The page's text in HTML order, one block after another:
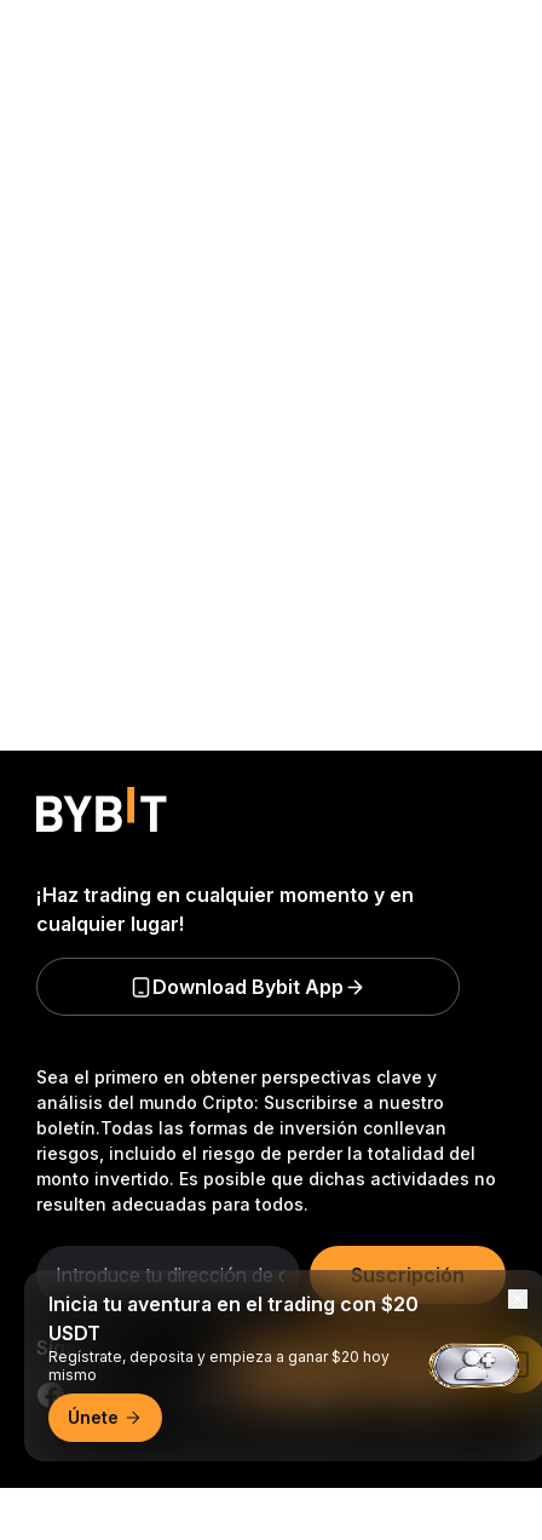
Sea el primero en obtener perspectivas clave y
análisis del mundo Cripto: Suscribirse a nuestro
boletín.Todas las formas de inversión conllevan
riesgos, incluido el riesgo de perder la totalidad del
monto invertido. Es posible que dichas actividades no
resulten adecuadas para todos.
Suscripción
Síganos
¡Haz trading en cualquier momento y en
cualquier lugar!
Download Bybit App
Inicia tu aventura en el trading con $20
USDT
Regístrate, deposita y empieza a ganar $20 hoy
mismo
Únete
Leer en la aplicación de Bybit